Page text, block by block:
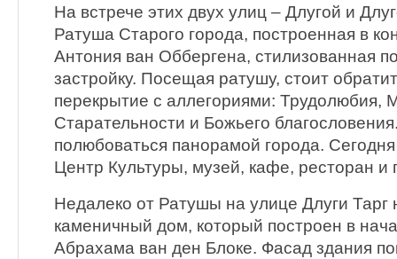
На встрече этих двух улиц – Длугой и
Ратуша Старого города, построенная в
Антония ван Оббергена, стилизованная
застройку. Посещая ратушу, стоит
перекрытие с аллегориями: Трудолюбия,
Старательности и Божьего
полюбоваться панорамой города.
Центр Культуры, музей, кафе, ресторан и
Недалеко от Ратушы на улице Длуги Тарг
каменичный дом, который построен в
Абрахама ван ден Блоке. Фасад здания